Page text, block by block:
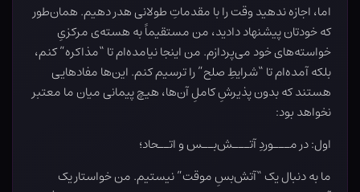
اما، اجازه ندهید وقت را با مقدماتِ طولانی هدر دهیم. همان‌طور
که خودتان پیشنهاد دادید، من مستقیماً به هسته‌ی مرکزیِ
خواسته‌های خود می‌پردازم. من اینجا نیامده‌ام تا “مذاکره” کنم،
بلکه آمده‌ام تا “شرایطِ صلح” را ترسیم کنم. این‌ها مفادهایی
هستند که بدون پذیرشِ کاملِ آن‌ها، هیچ پیمانی میان ما معتبر
نخواهد بود:
اول: در مـــوردِ آتـــش‌بــس و اتــحاد؛
ما به دنبال یک “آتش‌بسِ موقت” نیستیم. من خواستار یک